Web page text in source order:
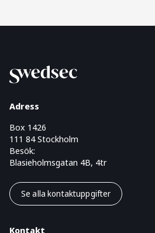
Adress
Box 1426
111 84 Stockholm
Besök:
Blasieholmsgatan 4B, 4tr
Se alla kontaktuppgifter
Kontakt